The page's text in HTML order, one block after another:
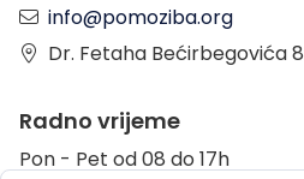
info@pomoziba.org
Dr. Fetaha Bećirbegovića 8
Radno vrijeme
Pon - Pet od 08 do 17h